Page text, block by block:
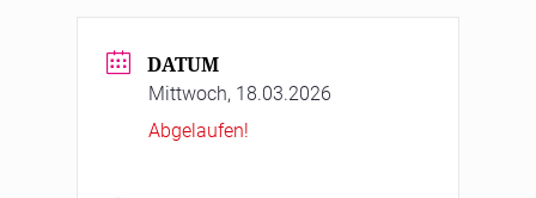
DATUM
Mittwoch, 18.03.2026
Abgelaufen!